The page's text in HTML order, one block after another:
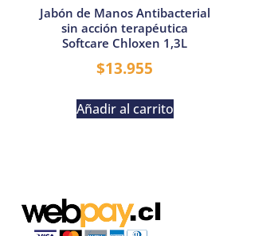
Jabón de Manos Antibacterial
sin acción terapéutica
Softcare Chloxen 1,3L
$13.955
Añadir al carrito